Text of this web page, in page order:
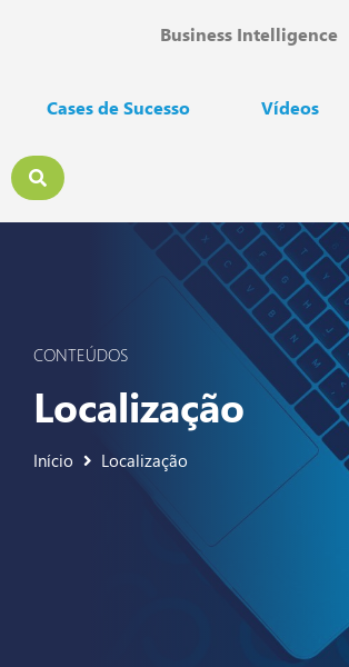
Business Intelligence
Cases de Sucesso Vídeos
CONTEÚDOS
Localização
Início Localização